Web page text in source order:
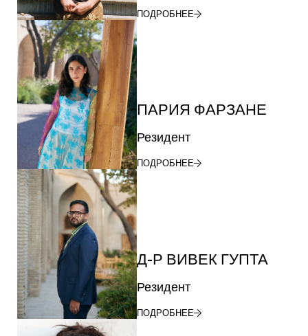
ПОДРОБНЕЕ
ПАРИЯ ФАРЗАНЕ
Резидент
ПОДРОБНЕЕ
Д-Р ВИВЕК ГУПТА
Резидент
ПОДРОБНЕЕ